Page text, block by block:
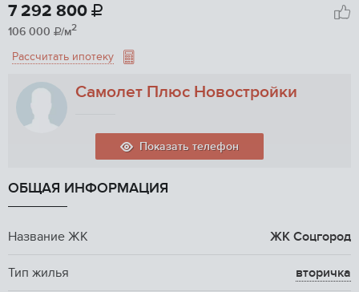
7 292 800 
106 000 /м2
Рассчитать ипотеку
Самолет Плюс Новостройки
Показать телефон
ОБЩАЯ ИНФОРМАЦИЯ
Название ЖК ЖК Соцгород
Тип жилья вторичка